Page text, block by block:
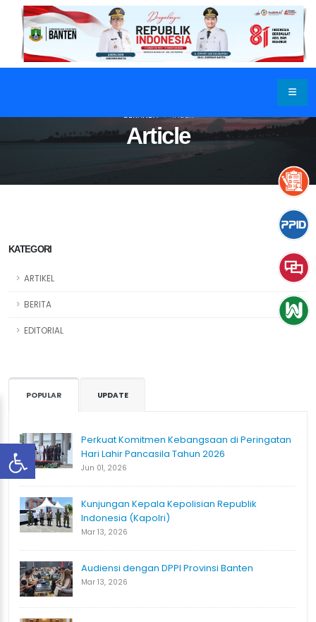
Article
BERANDA INDEX
KATEGORI
ARTIKEL
BERITA
EDITORIAL
POPULAR UPDATE
Perkuat Komitmen Kebangsaan di Peringatan
Hari Lahir Pancasila Tahun 2026
Jun 01, 2026
Kunjungan Kepala Kepolisian Republik
Indonesia (Kapolri)
Mar 13, 2026
Audiensi dengan DPPI Provinsi Banten
Mar 13, 2026